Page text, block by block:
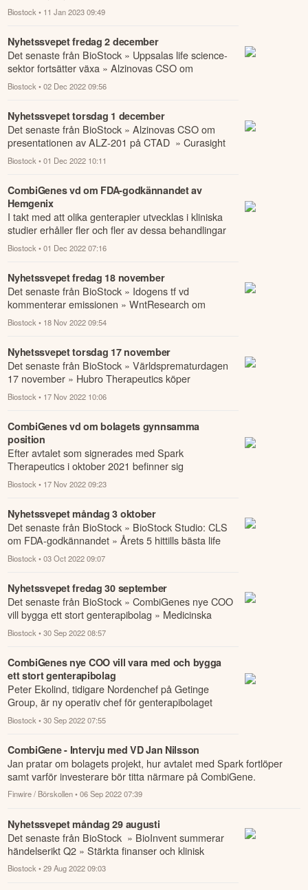
av Zyneyros behandlingar av kroniska smärttill...
Biostock • 11 Jan 2023 09:49
Nyhetssvepet fredag 2 december
Det senaste från BioStock » Uppsalas life science-
sektor fortsätter växa » Alzinovas CSO om
presentationen av ALZ-201 på CTAD » Curasight
f...
Biostock • 02 Dec 2022 09:56
Nyhetssvepet torsdag 1 december
Det senaste från BioStock » Alzinovas CSO om
presentationen av ALZ-201 på CTAD » Curasight
förväntansfulla inför fas II-resultat i hjärncan...
Biostock • 01 Dec 2022 10:11
CombiGenes vd om FDA-godkännandet av
Hemgenix
I takt med att olika genterapier utvecklas i kliniska
studier erhåller fler och fler av dessa behandlingar
marknadsgodkännande från U.
Biostock • 01 Dec 2022 07:16
Nyhetssvepet fredag 18 november
Det senaste från BioStock » Idogens tf vd
kommenterar emissionen » WntResearch om
NeoFox-studien och nyemission »
Världsprematurdagen 17 nov...
Biostock • 18 Nov 2022 09:54
Nyhetssvepet torsdag 17 november
Det senaste från BioStock » Världsprematurdagen
17 november » Hubro Therapeutics köper
tilläggsbehandling av Targovax » CombiGenes vd
om bol...
Biostock • 17 Nov 2022 10:06
CombiGenes vd om bolagets gynnsamma
position
Efter avtalet som signerades med Spark
Therapeutics i oktober 2021 befinner sig
CombiGene i en särskilt gynnsam position – så
mycket står kl...
Biostock • 17 Nov 2022 09:23
Nyhetssvepet måndag 3 oktober
Det senaste från BioStock » BioStock Studio: CLS
om FDA-godkännandet » Årets 5 hittills bästa life
science-aktier » NLSDays: Sprint Bioscien...
Biostock • 03 Oct 2022 09:07
Nyhetssvepet fredag 30 september
Det senaste från BioStock » CombiGenes nye COO
vill bygga ett stort genterapibolag » Medicinska
framsteg ger hopp för långtidscovid » Långti...
Biostock • 30 Sep 2022 08:57
CombiGenes nye COO vill vara med och bygga
ett stort genterapibolag
Peter Ekolind, tidigare Nordenchef på Getinge
Group, är ny operativ chef för genterapibolaget
CombiGene.
Biostock • 30 Sep 2022 07:55
CombiGene - Intervju med VD Jan Nilsson
Jan pratar om bolagets projekt, hur avtalet med Spark fortlöper
samt varför investerare bör titta närmare på CombiGene.
Finwire / Börskollen • 06 Sep 2022 07:39
Nyhetssvepet måndag 29 augusti
Det senaste från BioStock » BioInvent summerar
händelserikt Q2 » Stärkta finanser och klinisk
utveckling under Scandion Oncologys Q2 » Com...
Biostock • 29 Aug 2022 09:03